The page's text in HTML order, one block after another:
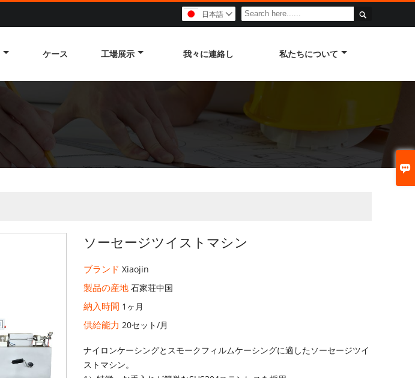


日本語 
ケース 工場展示 我々に連絡し 私たちについて
ソーセージツイストマシン
ブランドXiaojin
製品の産地石家荘中国
納入時間 1ヶ月
供給能力 20セット/月
ナイロンケーシングとスモークフィルムケーシングに適したソーセージツイ
ストマシン。